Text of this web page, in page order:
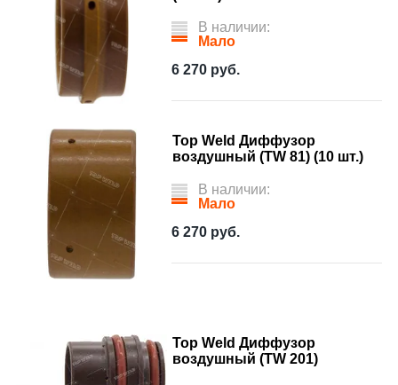
В наличии:
Мало
6 270 руб.
Top Weld Диффузор
воздушный (TW 81) (10 шт.)
В наличии:
Мало
6 270 руб.
Top Weld Диффузор
воздушный (TW 201)